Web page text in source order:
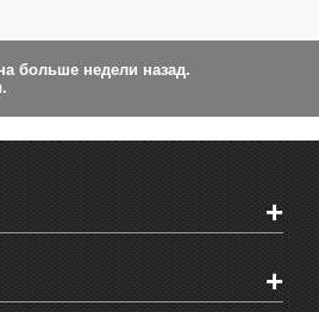
больше недели назад.
+
+